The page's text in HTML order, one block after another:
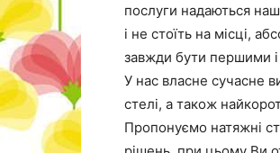
послуги надаються
і не стоїть на місці,
завжди бути першими
У нас власне сучасне
стелі, а також
Пропонуємо натяжні